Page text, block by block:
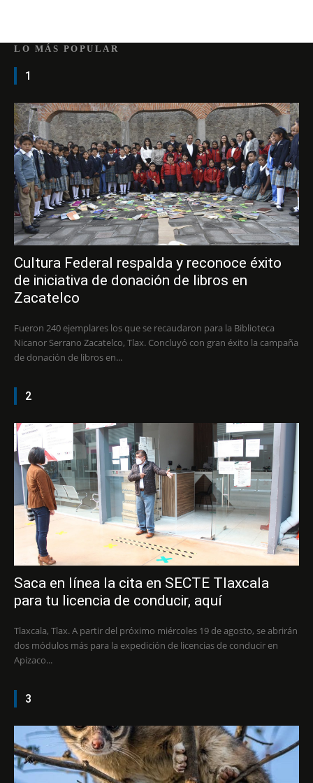
LO MÁS POPULAR
1
Cultura Federal respalda y reconoce éxito
de iniciativa de donación de libros en
Zacatelco
Fueron 240 ejemplares los que se recaudaron para la Biblioteca
Nicanor Serrano Zacatelco, Tlax. Concluyó con gran éxito la campaña
de donación de libros en...
2
Saca en línea la cita en SECTE Tlaxcala
para tu licencia de conducir, aquí
Tlaxcala, Tlax. A partir del próximo miércoles 19 de agosto, se abrirán
dos módulos más para la expedición de licencias de conducir en
Apizaco...
3